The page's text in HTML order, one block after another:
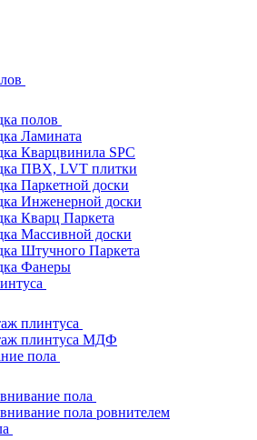
полов
Ламината
Кварцвинила SPC
ПВХ, LVT плитки
Паркетной доски
Инженерной доски
Кварц Паркета
Массивной доски
Штучного Паркета
Фанеры
плинтуса
плинтуса МДФ
пола
пола
пола ровнителем